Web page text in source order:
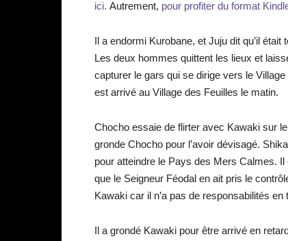
ici. Autrement, pour profiter du format
Il a endormi Kurobane, et Juju dit qu’il
Les deux hommes quittent les lieux et
capturer le gars qui se dirige vers le
est arrivé au Village des Feuilles le matin.
Chocho essaie de flirter avec Kawaki sur
gronde Chocho pour l’avoir dévisagé.
pour atteindre le Pays des Mers Calmes.
que le Seigneur Féodal en ait pris le
Kawaki car il n’a pas de responsabilités en
Il a grondé Kawaki pour être arrivé en